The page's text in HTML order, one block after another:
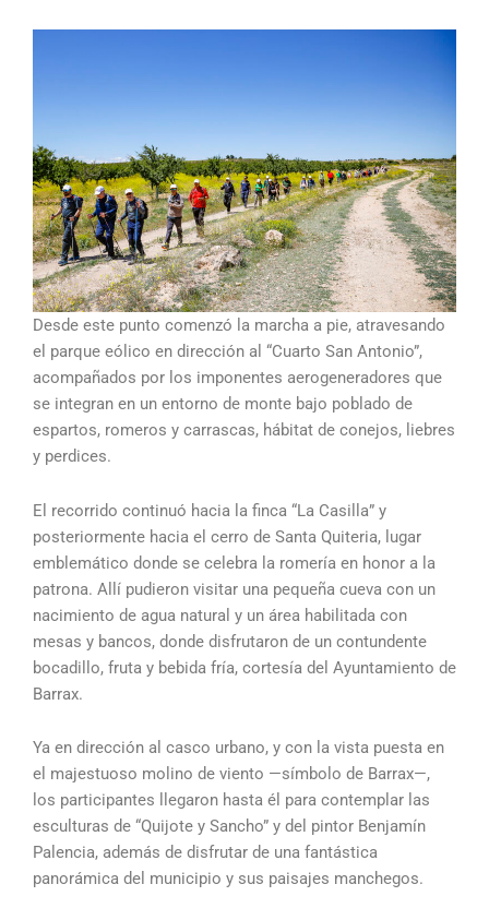
Desde este punto comenzó la marcha a pie, atravesando
el parque eólico en dirección al “Cuarto San Antonio”,
acompañados por los imponentes aerogeneradores que
se integran en un entorno de monte bajo poblado de
espartos, romeros y carrascas, hábitat de conejos, liebres
y perdices.
El recorrido continuó hacia la finca “La Casilla” y
posteriormente hacia el cerro de Santa Quiteria, lugar
emblemático donde se celebra la romería en honor a la
patrona. Allí pudieron visitar una pequeña cueva con un
nacimiento de agua natural y un área habilitada con
mesas y bancos, donde disfrutaron de un contundente
bocadillo, fruta y bebida fría, cortesía del Ayuntamiento de
Barrax.
Ya en dirección al casco urbano, y con la vista puesta en
el majestuoso molino de viento —símbolo de Barrax—,
los participantes llegaron hasta él para contemplar las
esculturas de “Quijote y Sancho” y del pintor Benjamín
Palencia, además de disfrutar de una fantástica
panorámica del municipio y sus paisajes manchegos.